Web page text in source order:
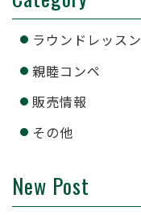
ラウンドレッスン
親睦コンペ
販売情報
その他
New Post